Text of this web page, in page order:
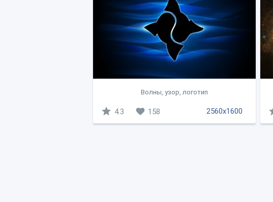
Волны, узор, логотип
2560x1600
4.3 158